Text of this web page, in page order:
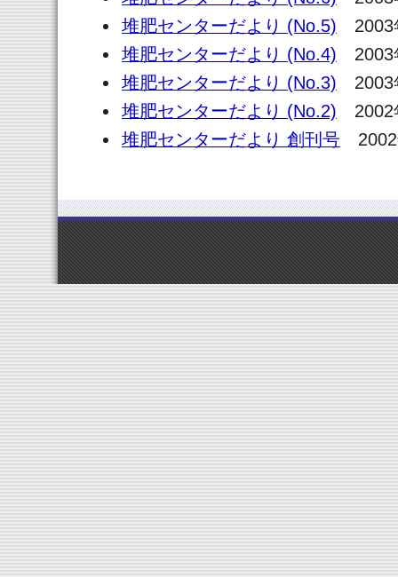
堆肥センターだより (No.5) 2003
堆肥センターだより (No.4) 2003
堆肥センターだより (No.3) 2003
堆肥センターだより (No.2) 2002
堆肥センターだより 創刊号 2002